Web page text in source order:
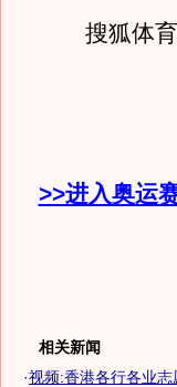
搜狐体
>>进入奥运
相关新闻
·视频:香港各行各业